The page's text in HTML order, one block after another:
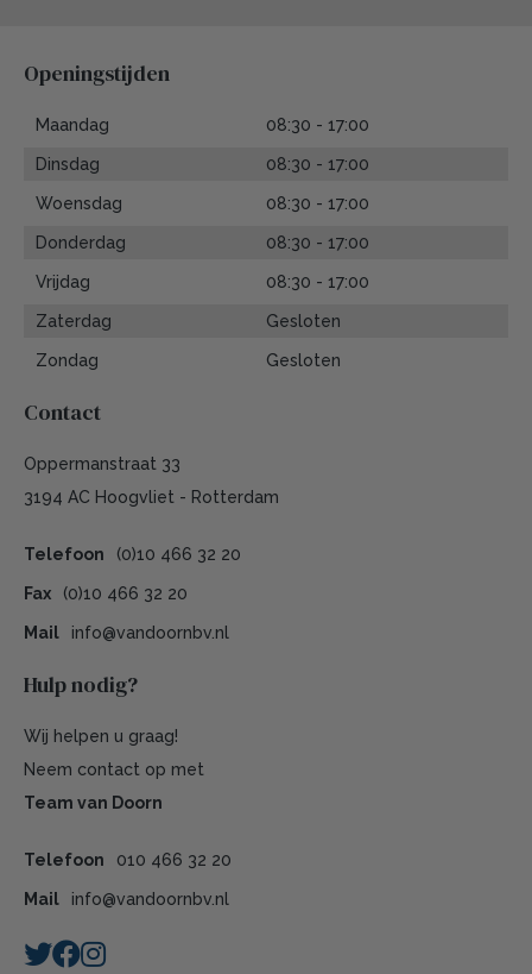
Openingstijden
Maandag 08:30 - 17:00
Dinsdag 08:30 - 17:00
Woensdag 08:30 - 17:00
Donderdag 08:30 - 17:00
Vrijdag 08:30 - 17:00
Zaterdag Gesloten
Zondag Gesloten
Contact
Oppermanstraat 33
3194 AC Hoogvliet - Rotterdam
Telefoon (0)10 466 32 20
Fax (0)10 466 32 20
Mail info@vandoornbv.nl
Hulp nodig?
Wij helpen u graag!
Neem contact op met
Team van Doorn
Telefoon 010 466 32 20
Mail info@vandoornbv.nl